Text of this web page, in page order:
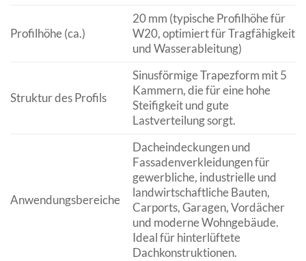
Profilhöhe (ca.)
20 mm (typische Profilhöhe für
W20, optimiert für Tragfähigkeit
und Wasserableitung)
Struktur des Profils
Sinusförmige Trapezform mit 5
Kammern, die für eine hohe
Steifigkeit und gute
Lastverteilung sorgt.
Anwendungsbereiche
Dacheindeckungen und
Fassadenverkleidungen für
gewerbliche, industrielle und
landwirtschaftliche Bauten,
Carports, Garagen, Vordächer
und moderne Wohngebäude.
Ideal für hinterlüftete
Dachkonstruktionen.